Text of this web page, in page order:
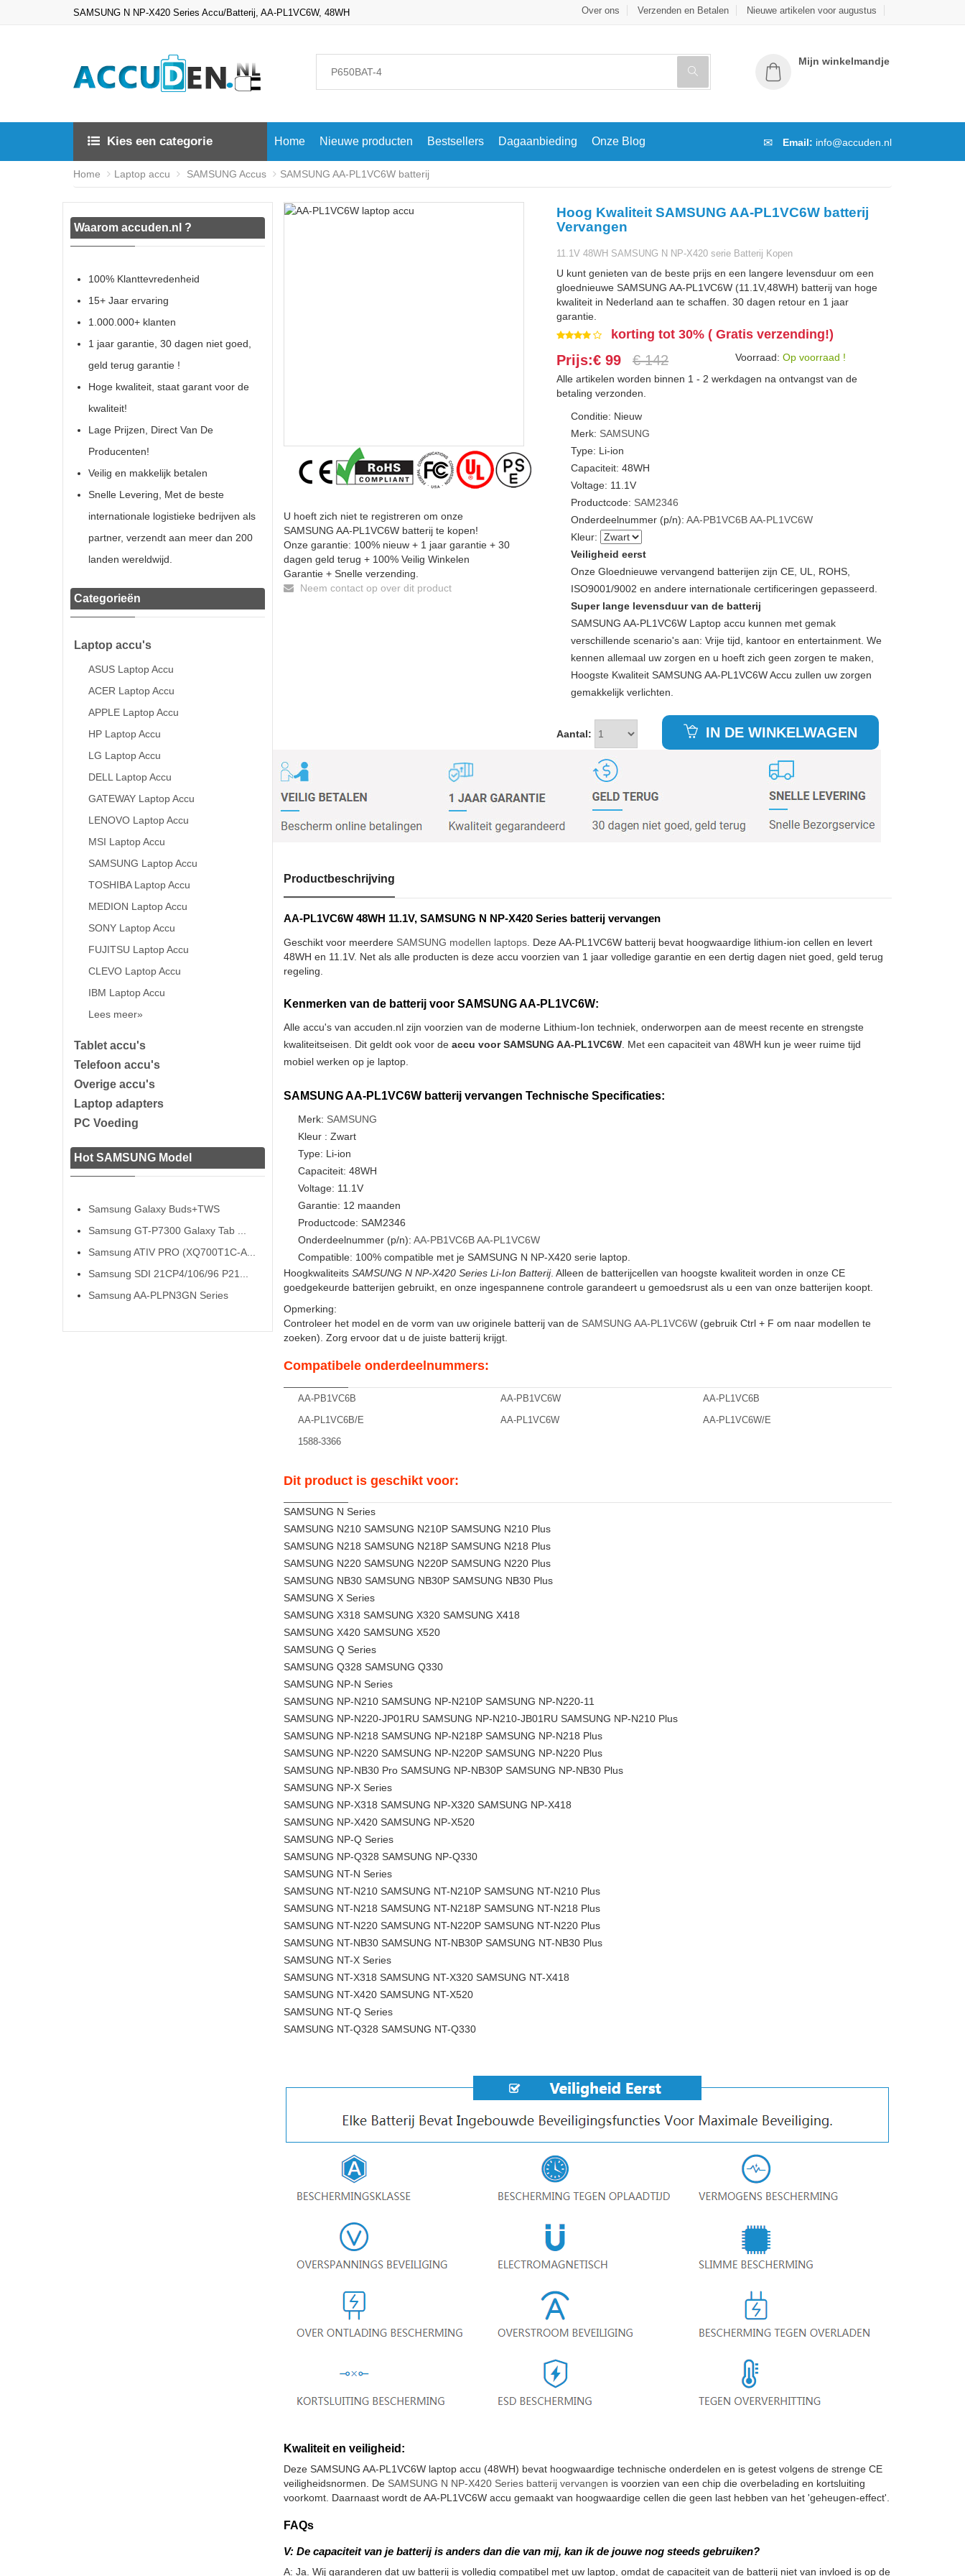
SAMSUNG N NP-X420 Series Accu/Batterij, AA-PL1VC6W, 48WH Over ons Verzenden en Betalen Nieuwe artikelen voor augustus
Mijn winkelmandje
Kies een categorie Home Nieuwe producten Bestsellers Dagaanbieding Onze Blog Email: info@accuden.nl
Home Laptop accu SAMSUNG Accus SAMSUNG AA-PL1VC6W batterij
Waarom accuden.nl ?
100% Klanttevredenheid
15+ Jaar ervaring
1.000.000+ klanten
1 jaar garantie, 30 dagen niet goed,
geld terug garantie !
Hoge kwaliteit, staat garant voor de
kwaliteit!
Lage Prijzen, Direct Van De
Producenten!
Veilig en makkelijk betalen
Snelle Levering, Met de beste
internationale logistieke bedrijven als
partner, verzendt aan meer dan 200
landen wereldwijd.
Categorieën
Laptop accu's
ASUS Laptop Accu
ACER Laptop Accu
APPLE Laptop Accu
HP Laptop Accu
LG Laptop Accu
DELL Laptop Accu
GATEWAY Laptop Accu
LENOVO Laptop Accu
MSI Laptop Accu
SAMSUNG Laptop Accu
TOSHIBA Laptop Accu
MEDION Laptop Accu
SONY Laptop Accu
FUJITSU Laptop Accu
CLEVO Laptop Accu
IBM Laptop Accu
Lees meer»
Tablet accu's
Telefoon accu's
Overige accu's
Laptop adapters
PC Voeding
Hot SAMSUNG Model
Samsung Galaxy Buds+TWS
Samsung GT-P7300 Galaxy Tab ...
Samsung ATIV PRO (XQ700T1C-A...
Samsung SDI 21CP4/106/96 P21...
Samsung AA-PLPN3GN Series
U hoeft zich niet te registreren om onze
SAMSUNG AA-PL1VC6W batterij te kopen!
Onze garantie: 100% nieuw + 1 jaar garantie + 30
dagen geld terug + 100% Veilig Winkelen
Garantie + Snelle verzending.
Neem contact op over dit product
Hoog Kwaliteit SAMSUNG AA-PL1VC6W batterij
Vervangen
11.1V 48WH SAMSUNG N NP-X420 serie Batterij Kopen
U kunt genieten van de beste prijs en een langere levensduur om een
gloednieuwe SAMSUNG AA-PL1VC6W (11.1V,48WH) batterij van hoge
kwaliteit in Nederland aan te schaffen. 30 dagen retour en 1 jaar
garantie.
korting tot 30% ( Gratis verzending!)
Prijs:€ 99 € 142 Voorraad: Op voorraad !
Alle artikelen worden binnen 1 - 2 werkdagen na ontvangst van de
betaling verzonden.
Conditie: Nieuw
Merk: SAMSUNG
Type: Li-ion
Capaciteit: 48WH
Voltage: 11.1V
Productcode: SAM2346
Onderdeelnummer (p/n):AA-PB1VC6BAA-PL1VC6W
Kleur:
Veiligheid eerst
Onze Gloednieuwe vervangend batterijen zijn CE, UL, ROHS,
ISO9001/9002 en andere internationale certificeringen gepasseerd.
Super lange levensduur van de batterij
SAMSUNG AA-PL1VC6W Laptop accu kunnen met gemak
verschillende scenario's aan: Vrije tijd, kantoor en entertainment. We
kennen allemaal uw zorgen en u hoeft zich geen zorgen te maken,
Hoogste Kwaliteit SAMSUNG AA-PL1VC6W Accu zullen uw zorgen
gemakkelijk verlichten.
Aantal: IN DE WINKELWAGEN
Productbeschrijving
AA-PL1VC6W 48WH 11.1V, SAMSUNG N NP-X420 Series batterij vervangen
Geschikt voor meerdere SAMSUNG modellen laptops. Deze AA-PL1VC6W batterij bevat hoogwaardige lithium-ion cellen en levert
48WH en 11.1V. Net als alle producten is deze accu voorzien van 1 jaar volledige garantie en een dertig dagen niet goed, geld terug
regeling.
Kenmerken van de batterij voor SAMSUNG AA-PL1VC6W:
Alle accu's van accuden.nl zijn voorzien van de moderne Lithium-Ion techniek, onderworpen aan de meest recente en strengste
kwaliteitseisen. Dit geldt ook voor de accu voor SAMSUNG AA-PL1VC6W. Met een capaciteit van 48WH kun je weer ruime tijd
mobiel werken op je laptop.
SAMSUNG AA-PL1VC6W batterij vervangen Technische Specificaties:
Merk: SAMSUNG
Kleur : Zwart
Type: Li-ion
Capaciteit: 48WH
Voltage: 11.1V
Garantie: 12 maanden
Productcode: SAM2346
Onderdeelnummer (p/n): AA-PB1VC6B AA-PL1VC6W
Compatible: 100% compatible met je SAMSUNG N NP-X420 serie laptop.
Hoogkwaliteits SAMSUNG N NP-X420 Series Li-Ion Batterij. Alleen de batterijcellen van hoogste kwaliteit worden in onze CE
goedgekeurde batterijen gebruikt, en onze ingespannene controle garandeert u gemoedsrust als u een van onze batterijen koopt.
Opmerking:
Controleer het model en de vorm van uw originele batterij van de SAMSUNG AA-PL1VC6W(gebruik Ctrl + F om naar modellen te
zoeken). Zorg ervoor dat u de juiste batterij krijgt.
Compatibele onderdeelnummers:
AA-PB1VC6B AA-PB1VC6W
AA-PL1VC6B
AA-PL1VC6B/E
AA-PL1VC6W
AA-PL1VC6W/E
1588-3366
Dit product is geschikt voor:
SAMSUNG N Series
SAMSUNG N210 SAMSUNG N210P SAMSUNG N210 Plus
SAMSUNG N218 SAMSUNG N218P SAMSUNG N218 Plus
SAMSUNG N220 SAMSUNG N220P SAMSUNG N220 Plus
SAMSUNG NB30 SAMSUNG NB30P SAMSUNG NB30 Plus
SAMSUNG X Series
SAMSUNG X318 SAMSUNG X320 SAMSUNG X418
SAMSUNG X420 SAMSUNG X520
SAMSUNG Q Series
SAMSUNG Q328 SAMSUNG Q330
SAMSUNG NP-N Series
SAMSUNG NP-N210 SAMSUNG NP-N210P SAMSUNG NP-N220-11
SAMSUNG NP-N220-JP01RU SAMSUNG NP-N210-JB01RU SAMSUNG NP-N210 Plus
SAMSUNG NP-N218 SAMSUNG NP-N218P SAMSUNG NP-N218 Plus
SAMSUNG NP-N220 SAMSUNG NP-N220P SAMSUNG NP-N220 Plus
SAMSUNG NP-NB30 Pro SAMSUNG NP-NB30P SAMSUNG NP-NB30 Plus
SAMSUNG NP-X Series
SAMSUNG NP-X318 SAMSUNG NP-X320 SAMSUNG NP-X418
SAMSUNG NP-X420 SAMSUNG NP-X520
SAMSUNG NP-Q Series
SAMSUNG NP-Q328 SAMSUNG NP-Q330
SAMSUNG NT-N Series
SAMSUNG NT-N210 SAMSUNG NT-N210P SAMSUNG NT-N210 Plus
SAMSUNG NT-N218 SAMSUNG NT-N218P SAMSUNG NT-N218 Plus
SAMSUNG NT-N220 SAMSUNG NT-N220P SAMSUNG NT-N220 Plus
SAMSUNG NT-NB30 SAMSUNG NT-NB30P SAMSUNG NT-NB30 Plus
SAMSUNG NT-X Series
SAMSUNG NT-X318 SAMSUNG NT-X320 SAMSUNG NT-X418
SAMSUNG NT-X420 SAMSUNG NT-X520
SAMSUNG NT-Q Series
SAMSUNG NT-Q328 SAMSUNG NT-Q330
Kwaliteit en veiligheid:
Deze SAMSUNG AA-PL1VC6W laptop accu (48WH) bevat hoogwaardige technische onderdelen en is getest volgens de strenge CE
veiligheidsnormen. De SAMSUNG N NP-X420 Series batterij vervangen is voorzien van een chip die overbelading en kortsluiting
voorkomt. Daarnaast wordt de AA-PL1VC6W accu gemaakt van hoogwaardige cellen die geen last hebben van het 'geheugen-effect'.
FAQs
V: De capaciteit van je batterij is anders dan die van mij, kan ik de jouwe nog steeds gebruiken?
A: Ja. Wij garanderen dat uw batterij is volledig compatibel met uw laptop, omdat de capaciteit van de batterij niet van invloed is op de